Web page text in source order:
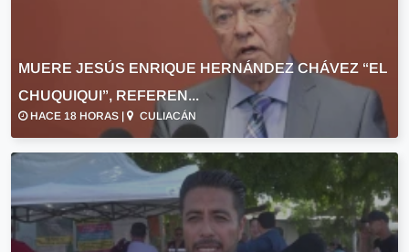
MUERE JESÚS ENRIQUE HERNÁNDEZ CHÁVEZ “EL
CHUQUIQUI”, REFEREN...
HACE 18 HORAS | CULIACÁN